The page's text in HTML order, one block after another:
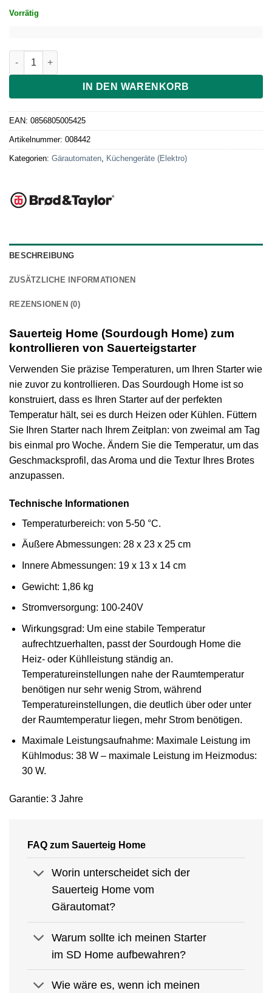
Vorrätig
Sauerteig Home von Brod & Taylor Menge
IN DEN WARENKORB
EAN: 0856805005425
Artikelnummer: 008442
Kategorien: Gärautomaten Küchengeräte (Elektro)
BESCHREIBUNG
ZUSÄTZLICHE INFORMATIONEN
REZENSIONEN (0)
Sauerteig Home (Sourdough Home) zum
kontrollieren von Sauerteigstarter
Verwenden Sie präzise Temperaturen, um Ihren Starter wie
nie zuvor zu kontrollieren. Das Sourdough Home ist so
konstruiert, dass es Ihren Starter auf der perfekten
Temperatur hält, sei es durch Heizen oder Kühlen. Füttern
Sie Ihren Starter nach Ihrem Zeitplan: von zweimal am Tag
bis einmal pro Woche. Ändern Sie die Temperatur, um das
Geschmacksprofil, das Aroma und die Textur Ihres Brotes
anzupassen.
Technische Informationen
Temperaturbereich: von 5-50 °C.
Äußere Abmessungen: 28 x 23 x 25 cm
Innere Abmessungen: 19 x 13 x 14 cm
Gewicht: 1,86 kg
Stromversorgung: 100-240V
Wirkungsgrad: Um eine stabile Temperatur
aufrechtzuerhalten, passt der Sourdough Home die
Heiz- oder Kühlleistung ständig an.
Temperatureinstellungen nahe der Raumtemperatur
benötigen nur sehr wenig Strom, während
Temperatureinstellungen, die deutlich über oder unter
der Raumtemperatur liegen, mehr Strom benötigen.
Maximale Leistungsaufnahme: Maximale Leistung im
Kühlmodus: 38 W – maximale Leistung im Heizmodus:
30 W.
Garantie: 3 Jahre
FAQ zum Sauerteig Home
Worin unterscheidet sich der
Sauerteig Home vom
Gärautomat?
Warum sollte ich meinen Starter
im SD Home aufbewahren?
Wie wäre es, wenn ich meinen